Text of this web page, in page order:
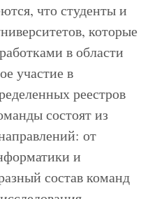
что студенты и
которые
в области
участие в
реестров
состоят из
от
и
состав команд